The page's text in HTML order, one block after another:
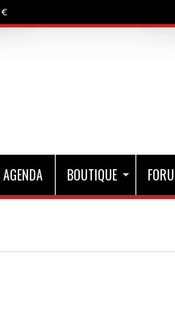
AGENDA BOUTIQUE